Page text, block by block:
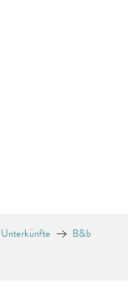
Unterkünfte
B&b